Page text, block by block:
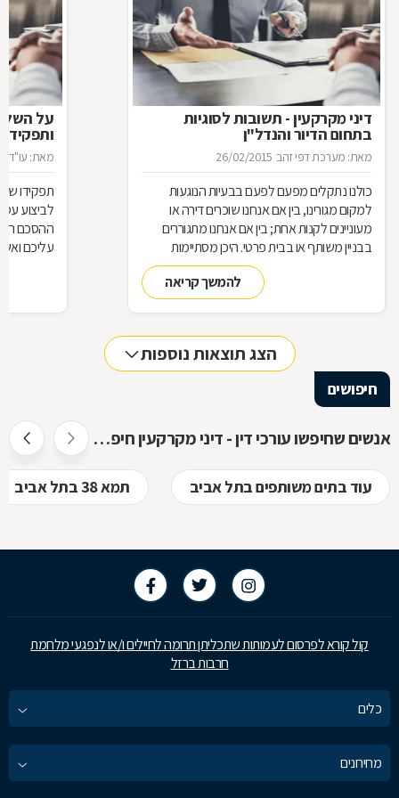
דיני מקרקעין - תשובות לסוגיות
בתחום הדיור והנדל"ן
מאת: מערכת דפי זהב 26/02/2015
כולנו נתקלים מפעם לפעם בבעיות הנוגעות
למקום מגורינו, בין אם אנחנו שוכרים דירה או
מעוניינים לקנות אחת; בין אם אנחנו מתגוררים
בבניין משותף או בבית פרטי. היכן מסתיימות
זכויותינו ביחס לשכנינו? מה אומר החוק בקשר
לחריגות בנייה? האם בניית ממ"ד מחייבת את כל
הדיירים וכו'. כדי לקבל מושג בנוגע למעמדנו
המקרקעין, ריכזנו שאלות שנשאלו בפורום
מקרקעין, ואשר נענו ע"י עו"ד אילן קרייטר
להמשך קריאה
מאת: עו"ד
תפקידו
ההסכם
עליכם
הצג תוצאות נוספות
חיפושים
אנשים שחיפשו עורכי דין - דיני מקרקעין חיפשו גם
עוד בתים משותפים בתל אביב תמא 38 בתל אביב
קול קורא לפרסום לעמותות שתכליתן תרומה לחיילים ו/או לנפגעי מלחמת
חרבות ברזל
כלים
מחירונים